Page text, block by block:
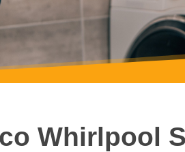
Whirlpool